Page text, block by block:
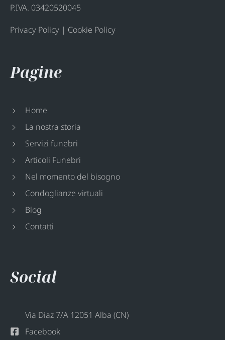
P.IVA. 03420520045
Privacy Policy | Cookie Policy
Pagine
Home
La nostra storia
Servizi funebri
Articoli Funebri
Nel momento del bisogno
Condoglianze virtuali
Blog
Contatti
Social
Via Diaz 7/A 12051 Alba (CN)
Facebook